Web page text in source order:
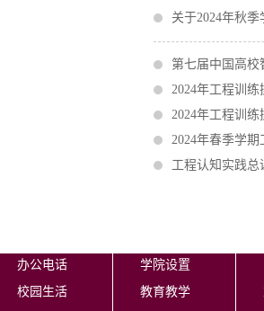
关于2024年秋
第七届中国高
2024年工程训
2024年工程训
2024年春季学
工程认知实践总
办公电话
校园生活
学院设置
教育教学